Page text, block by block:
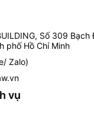
Số 309
phố Hồ Chí Minh
Zalo)
vụ